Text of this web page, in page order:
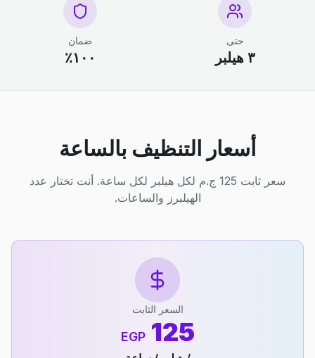
حتى
٣ هيلبر
ضمان
١٠٠٪
أسعار التنظيف بالساعة
سعر ثابت 125 ج.م لكل هيلبر لكل ساعة. أنت تختار عدد
الهيلبرز والساعات.
السعر الثابت
125
EGP